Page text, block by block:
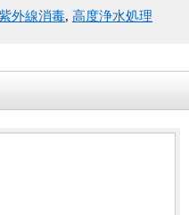
外線消毒, 高度浄水処理